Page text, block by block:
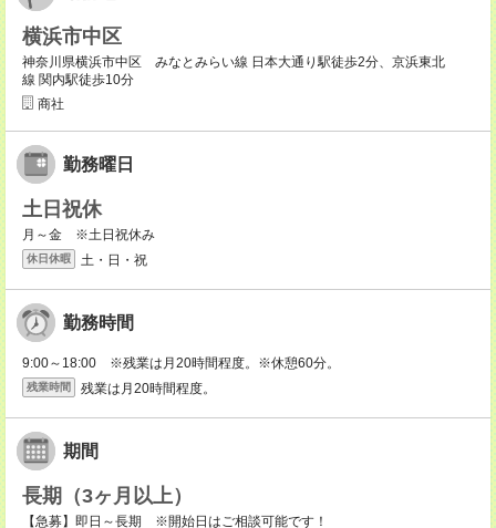
横浜市中区
神奈川県横浜市中区 みなとみらい線 日本大通り駅徒歩2分、京浜東北
線 関内駅徒歩10分
商社
勤務曜日
土日祝休
月～金 ※土日祝休み
休日休暇 土・日・祝
勤務時間
9:00～18:00 ※残業は月20時間程度。※休憩60分。
残業時間 残業は月20時間程度。
期間
長期（3ヶ月以上）
【急募】即日～長期 ※開始日はご相談可能です！